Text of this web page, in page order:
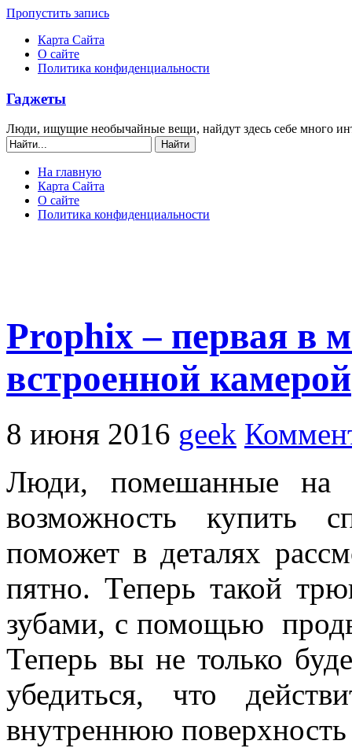
Пропустить запись
Карта Сайта
О сайте
Политика конфиденциальности
Гаджеты
Люди, ищущие необычайные вещи, найдут здесь себе много
На главную
Карта Сайта
О сайте
Политика конфиденциальности
Prophix – первая в
встроенной камерой
8 июня 2016 geek
Люди, помешанные на
возможность купить
поможет в деталях
пятно. Теперь такой
зубами, с помощью
Теперь вы не только
убедиться, что
внутреннюю поверхность